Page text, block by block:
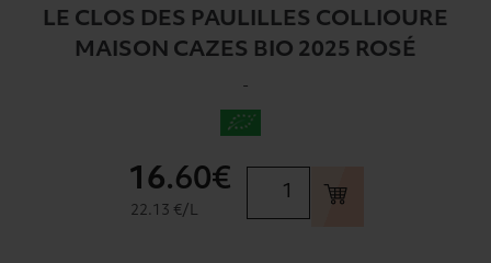
LE CLOS DES PAULILLES COLLIOURE
MAISON CAZES BIO 2025 ROSÉ
-
16.60€
22.13 €/L